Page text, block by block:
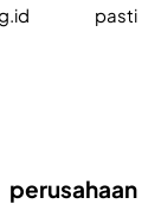
pasti